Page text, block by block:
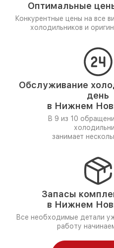
Оптимальные
Конкурентные цены на все
холодильников и
Обслуживание
день
в Нижнем
В 9 из 10
занимает
Запасы
в Нижнем
Все необходимые детали
работу